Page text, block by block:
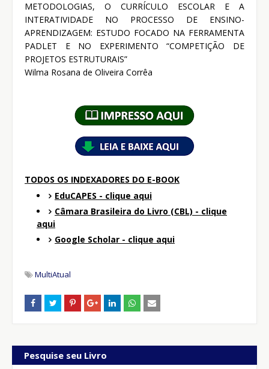
METODOLOGIAS, O CURRÍCULO ESCOLAR E A
INTERATIVIDADE NO PROCESSO DE ENSINO-
APRENDIZAGEM: ESTUDO FOCADO NA FERRAMENTA
PADLET E NO EXPERIMENTO “COMPETIÇÃO DE
PROJETOS ESTRUTURAIS”
Wilma Rosana de Oliveira Corrêa
TODOS OS INDEXADORES DO E-BOOK
EduCAPES - clique aqui
Câmara Brasileira do Livro (CBL) - clique
aqui
Google Scholar - clique aqui
MultiAtual
Pesquise seu Livro